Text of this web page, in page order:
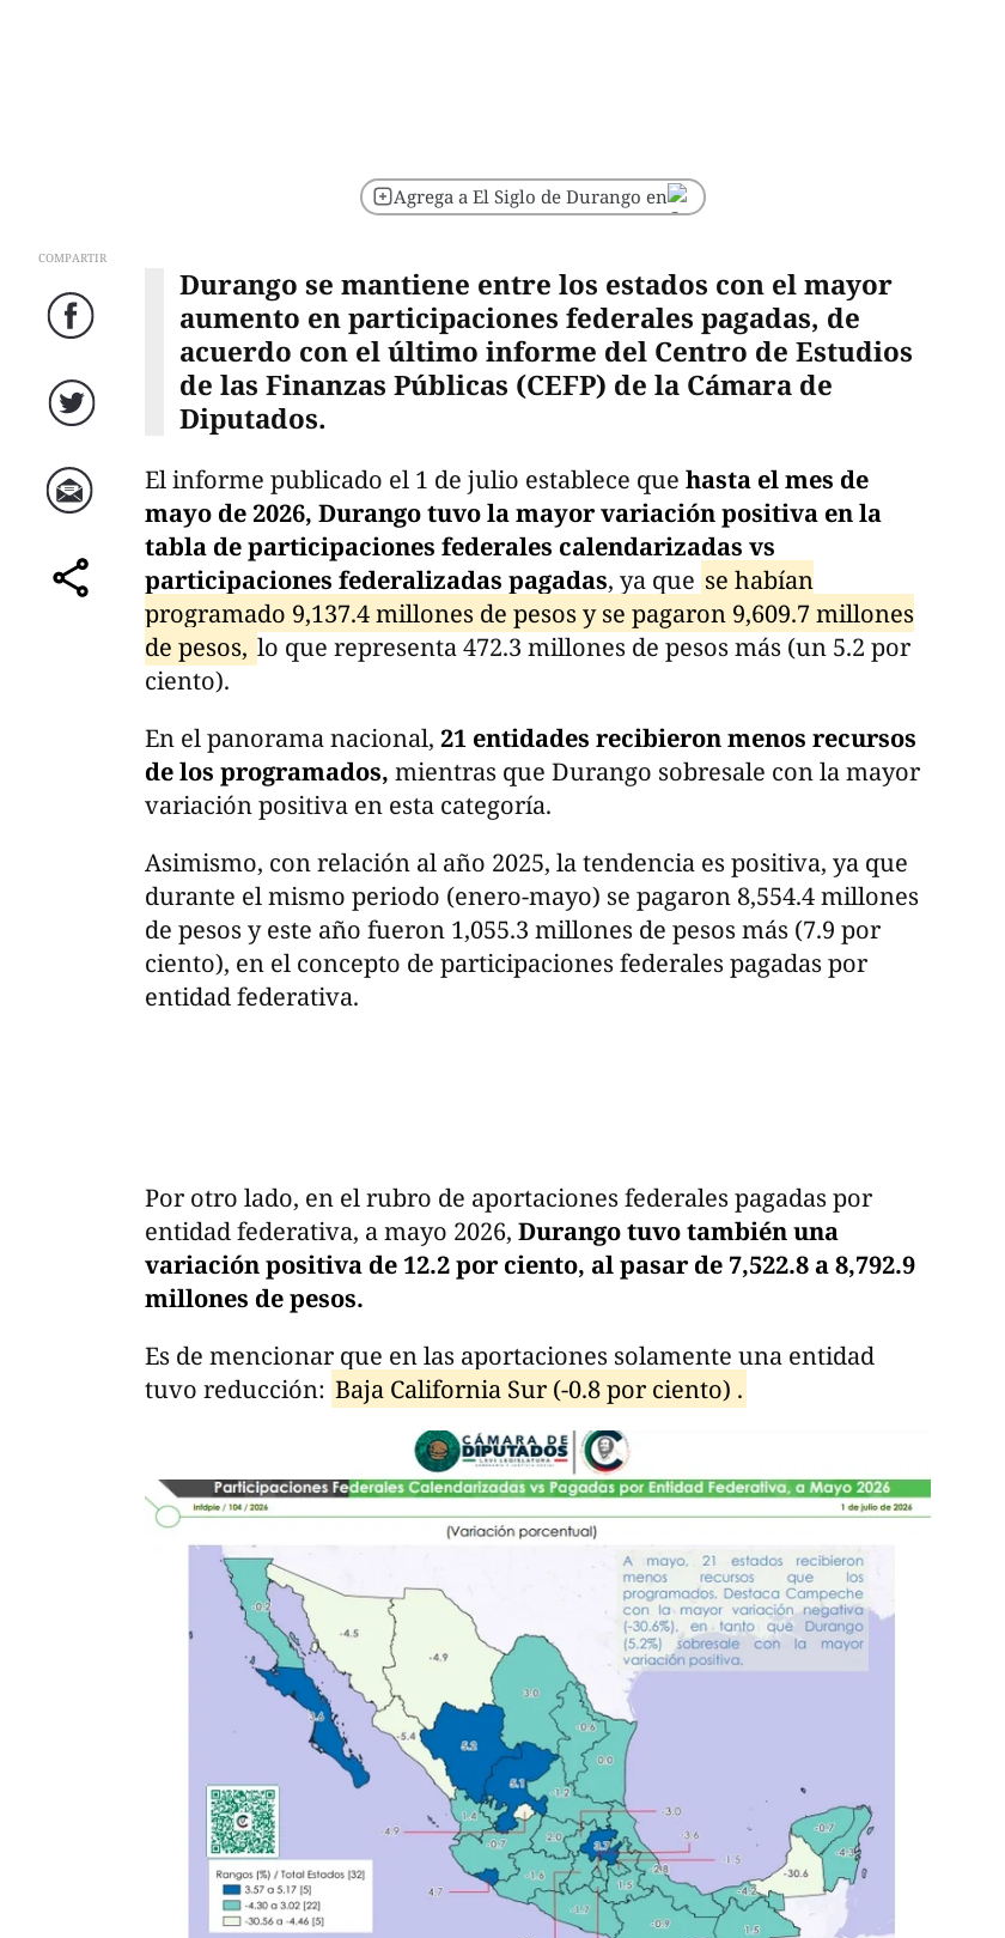
Agrega a El Siglo de Durango en
COMPARTIR
Facebook
Twitter
Correo
comparte
Durango se mantiene entre los estados con el mayor
aumento en participaciones federales pagadas, de
acuerdo con el último informe del Centro de Estudios
de las Finanzas Públicas (CEFP) de la Cámara de
Diputados.
El informe publicado el 1 de julio establece que hasta el mes de
mayo de 2026, Durango tuvo la mayor variación positiva en la
tabla de participaciones federales calendarizadas vs
participaciones federalizadas pagadas, ya que se habían
programado 9,137.4 millones de pesos y se pagaron 9,609.7 millones
de pesos, lo que representa 472.3 millones de pesos más (un 5.2 por
ciento).
En el panorama nacional, 21 entidades recibieron menos recursos
de los programados, mientras que Durango sobresale con la mayor
variación positiva en esta categoría.
Asimismo, con relación al año 2025, la tendencia es positiva, ya que
durante el mismo periodo (enero-mayo) se pagaron 8,554.4 millones
de pesos y este año fueron 1,055.3 millones de pesos más (7.9 por
ciento), en el concepto de participaciones federales pagadas por
entidad federativa.
Por otro lado, en el rubro de aportaciones federales pagadas por
entidad federativa, a mayo 2026, Durango tuvo también una
variación positiva de 12.2 por ciento, al pasar de 7,522.8 a 8,792.9
millones de pesos.
Es de mencionar que en las aportaciones solamente una entidad
tuvo reducción: Baja California Sur (-0.8 por ciento) .